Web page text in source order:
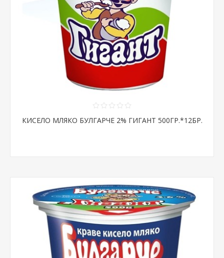
КИСЕЛО МЛЯКО БУЛГАРЧЕ 2% ГИГАНТ 500ГР.*12БР.